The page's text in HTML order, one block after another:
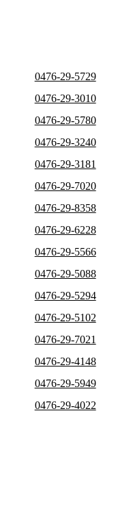
0476-29-5729
0476-29-3010
0476-29-5780
0476-29-3240
0476-29-3181
0476-29-7020
0476-29-8358
0476-29-6228
0476-29-5566
0476-29-5088
0476-29-5294
0476-29-5102
0476-29-7021
0476-29-4148
0476-29-5949
0476-29-4022